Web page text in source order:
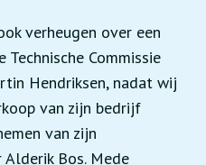
verheugen over een
Commissie
Hendriksen, nadat wij
van zijn bedrijf
van zijn
Bos. Mede